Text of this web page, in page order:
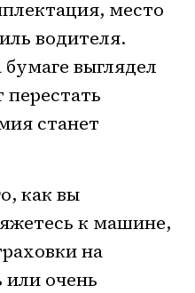
место
водителя.
выглядел
станет
как вы
к машине,
на
очень